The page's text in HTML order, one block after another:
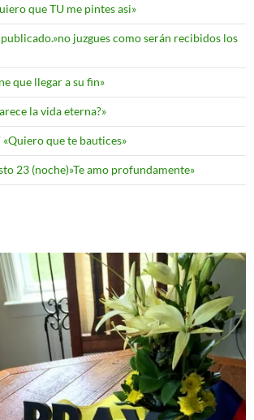
que TU me pintes asi»
juzgues como serán recibidos los
que llegar a su fin»
la vida eterna?»
«Quiero que te bautices»
23 (noche)»Te amo profundamente»